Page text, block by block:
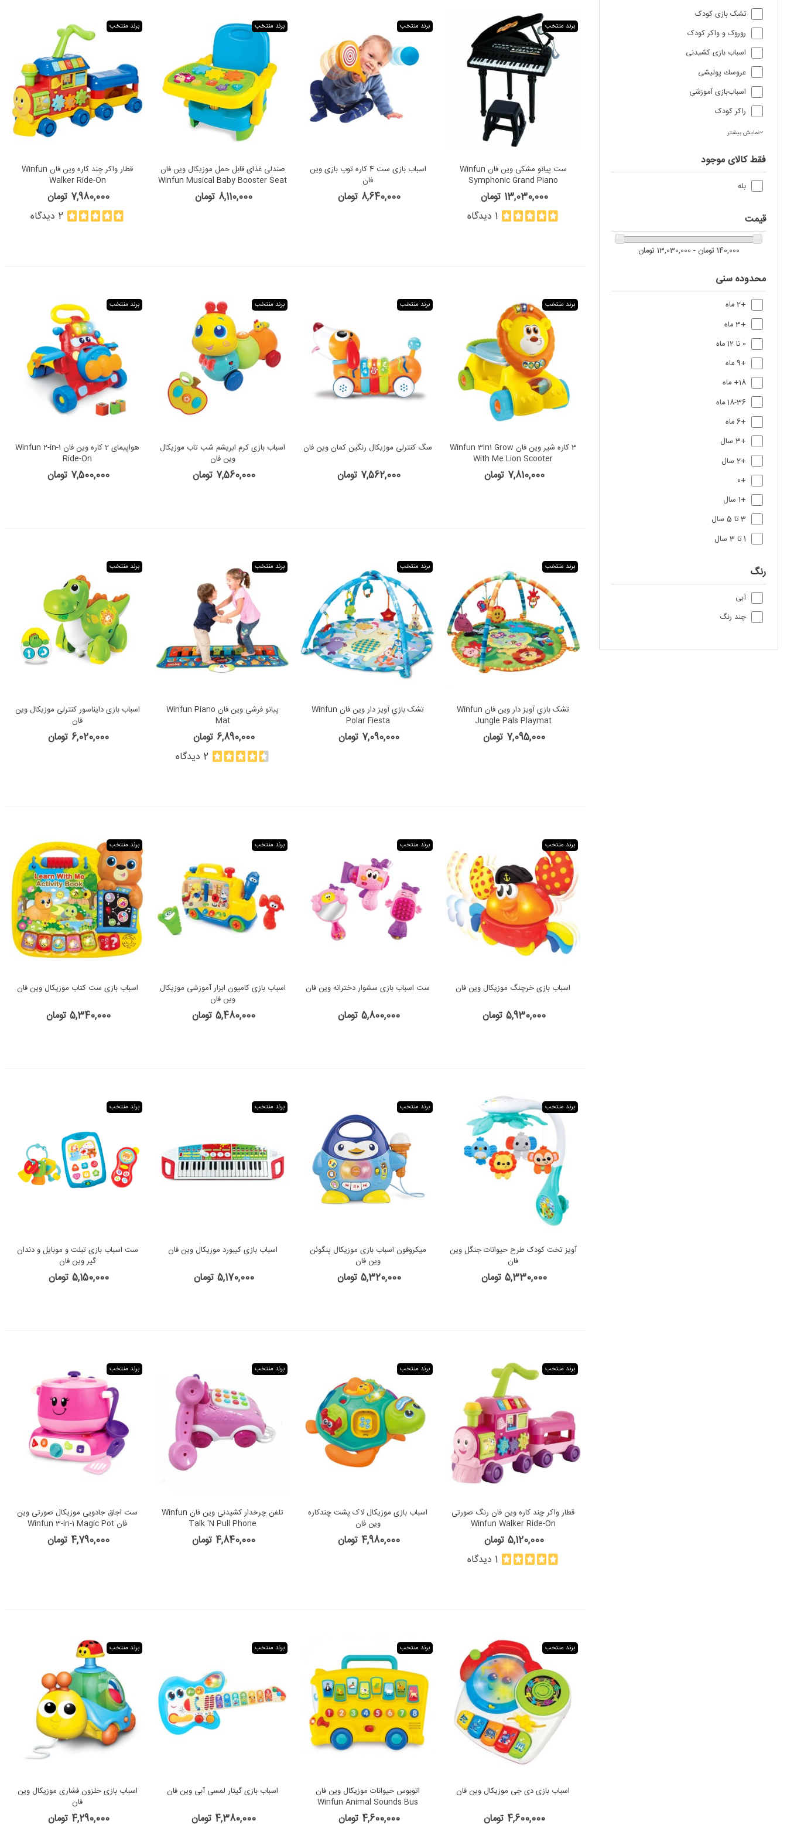
تشک بازی کودک
روروک و واکر کودک
اسباب‌ بازی کشیدنی
عروسك پوليشی
اسباب‌بازی آموزشی
راکر کودک
نمایش بیشتر
فقط کالای موجود
بله
قیمت
140,000 تومان - 13,030,000 تومان
محدوده سنی
+2 ماه
+3 ماه
0 تا 12 ماه
+9 ماه
18+ ماه
18-36 ماه
+6 ماه
+3 سال
+2 سال
+0
+1 سال
3 تا 5 سال
1 تا 3 سال
رنگ
آبی
چند رنگ
برند منتخب
ست پیانو مشکی وین فان Winfun
Symphonic Grand Piano
13,030,000 تومان
1 دیدگاه
برند منتخب
اسباب بازی ست 4 کاره توپ بازی وین
فان
8,640,000 تومان
برند منتخب
صندلی غذای قابل حمل موزیکال وین فان
Winfun Musical Baby Booster Seat
8,110,000 تومان
برند منتخب
قطار واکر چند کاره وین فان Winfun
Walker Ride-On
7,980,000 تومان
2 دیدگاه
برند منتخب
3 کاره شیر وین فان Winfun 3In1 Grow
With Me Lion Scooter
7,810,000 تومان
برند منتخب
سگ کنترلی موزیکال رنگین کمان وین فان
7,562,000 تومان
برند منتخب
اسباب بازی کرم ابریشم شب تاب موزیکال
وین فان
7,560,000 تومان
برند منتخب
هواپیمای 2 کاره وین فان Winfun 2-in-1
Ride-On
7,500,000 تومان
برند منتخب
تشک بازي آويز دار وین فان Winfun
Jungle Pals Playmat
7,095,000 تومان
برند منتخب
تشک بازي آويز دار وین فان Winfun
Polar Fiesta
7,090,000 تومان
برند منتخب
پیانو فرشی وین فان Winfun Piano
Mat
6,890,000 تومان
2 دیدگاه
برند منتخب
اسباب بازی دایناسور کنترلی موزیکال وین
فان
6,020,000 تومان
برند منتخب
اسباب بازی خرچنگ موزیکال وین فان
5,930,000 تومان
برند منتخب
ست اسباب بازی سشوار دخترانه وین فان
5,800,000 تومان
برند منتخب
اسباب بازی کامیون ابزار آموزشی موزیکال
وین فان
5,480,000 تومان
برند منتخب
اسباب بازی ست کتاب موزیکال وین فان
5,340,000 تومان
برند منتخب
آویز تخت کودک طرح حیوانات جنگل وین
فان
5,330,000 تومان
برند منتخب
میکروفون اسباب بازی موزیکال پنگوئن
وین فان
5,320,000 تومان
برند منتخب
اسباب بازی کیبورد موزیکال وین فان
5,170,000 تومان
برند منتخب
ست اسباب بازی تبلت و موبایل و دندان
گیر وین فان
5,150,000 تومان
برند منتخب
قطار واکر چند کاره وین فان رنگ صورتی
Winfun Walker Ride-On
5,120,000 تومان
1 دیدگاه
برند منتخب
اسباب بازی موزیکال لاک پشت چندکاره
وین فان
4,980,000 تومان
برند منتخب
تلفن چرخدار کشیدنی وین فان Winfun
Talk 'N Pull Phone
4,840,000 تومان
برند منتخب
ست اجاق جادویی موزیکال صورتی وین
فان Winfun 3-in-1 Magic Pot
4,790,000 تومان
برند منتخب
اسباب بازی دی جی موزیکال وین فان
4,600,000 تومان
برند منتخب
اتوبوس حیوانات موزیکال وین فان
Winfun Animal Sounds Bus
4,600,000 تومان
برند منتخب
اسباب بازی گیتار لمسی آبی وین فان
4,380,000 تومان
برند منتخب
اسباب‌ بازی حلزون فشاری موزیکال وین
فان
4,290,000 تومان